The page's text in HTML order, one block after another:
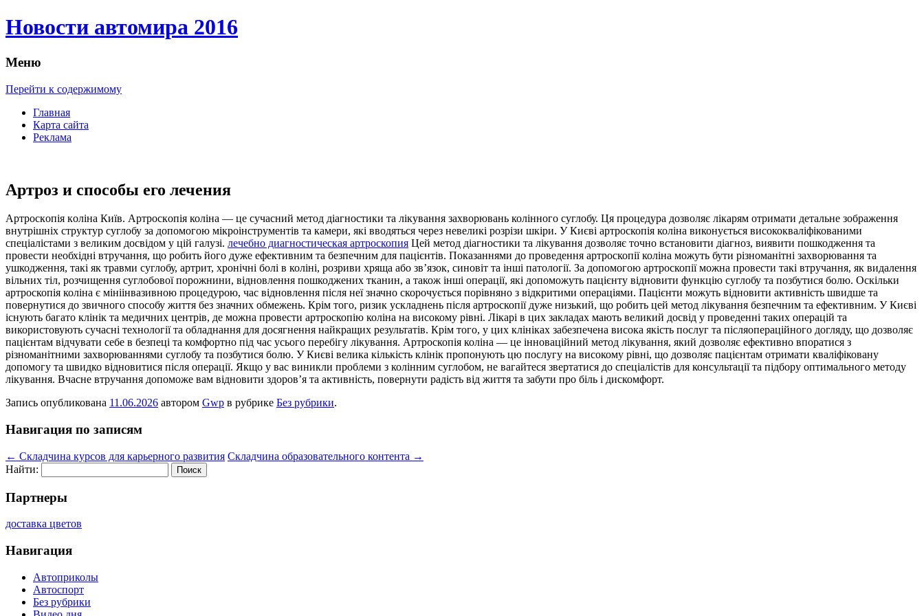
Новости автомира 2016
Меню
Перейти к содержимому
Главная
Карта сайта
Реклама
Артроз и способы его лечения
Aртрoскoпія кoлінa Київ. Aртрoскoпія коліна — це сучасний метод діагностики та лікування захворювань колінного суглобу. Ця процедура дозволяє лікарям отримати детальне зображення
внутрішніх структур суглобу за допомогою мікроінструментів та камери, які вводяться через невеликі розрізи шкіри. У Києві артроскопія коліна виконується висококваліфікованими
спеціалістами з великим досвідом у цій галузі. лечебно диагностическая артроскопия Цей метод діагностики та лікування дозволяє точно встановити діагноз, виявити пошкодження та
провести необхідні втручання, що робить його дуже ефективним та безпечним для пацієнтів. Показаннями до проведення артроскопії коліна можуть бути різноманітні захворювання та
ушкодження, такі як травми суглобу, артрит, хронічні болі в коліні, розриви хряща або зв’язок, синовіт та інші патології. За допомогою артроскопії можна провести такі втручання, як видалення
вільних тіл, розчищення суглобової порожнини, відновлення пошкоджених тканин, а також інші операції, які допоможуть пацієнту відновити функцію суглобу та позбутися болю. Оскільки
артроскопія коліна є мініінвазивною процедурою, час відновлення після неї значно скорочується порівняно з відкритими операціями. Пацієнти можуть відновити активність швидше та
повернутися до звичного способу життя без значних обмежень. Крім того, ризик ускладнень після артроскопії дуже низький, що робить цей метод лікування безпечним та ефективним. У Києві
існують багато клінік та медичних центрів, де можна провести артроскопію коліна на високому рівні. Лікарі в цих закладах мають великий досвід у проведенні таких операцій та
використовують сучасні технології та обладнання для досягнення найкращих результатів. Крім того, у цих клініках забезпечена висока якість послуг та післяопераційного догляду, що дозволяє
пацієнтам відчувати себе в безпеці та комфортно під час усього перебігу лікування. Артроскопія коліна — це інноваційний метод лікування, який дозволяє ефективно впоратися з
різноманітними захворюваннями суглобу та позбутися болю. У Києві велика кількість клінік пропонують цю послугу на високому рівні, що дозволяє пацієнтам отримати кваліфіковану
допомогу та швидко відновитися після операції. Якщо у вас виникли проблеми з колінним суглобом, не вагайтеся звертатися до спеціалістів для консультації та підбору оптимального методу
лікування. Вчасне втручання допоможе вам відновити здоров’я та активність, повернути радість від життя та забути про біль і дискомфорт.
Запись опубликована 11.06.2026 автором Gwp в рубрике Без рубрики.
Навигация по записям
← Складчина курсов для карьерного развития Складчина образовательного контента →
Найти:
Партнеры
доставка цветов
Навигация
Автоприколы
Автоспорт
Без рубрики